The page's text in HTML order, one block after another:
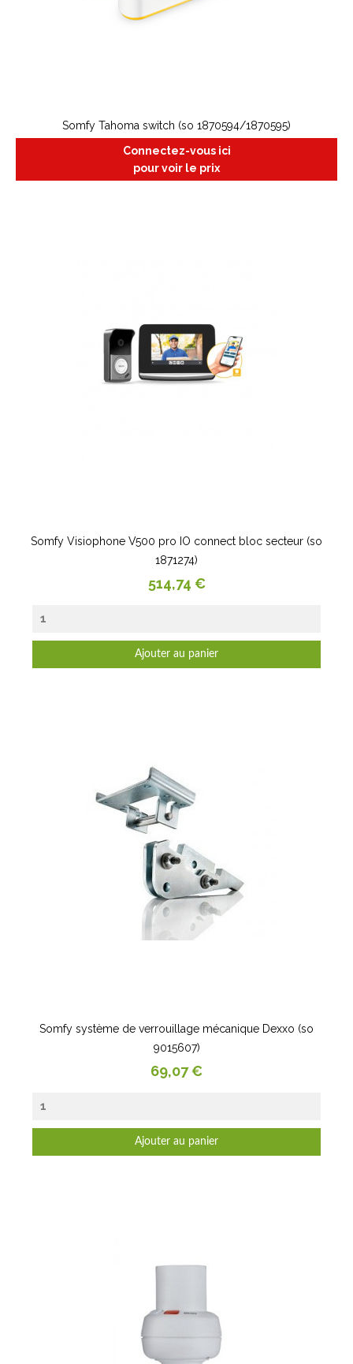
Somfy Tahoma switch (so 1870594/1870595)
Connectez-vous ici
pour voir le prix
Somfy Visiophone V500 pro IO connect bloc secteur (so
1871274)
Prix
514,74 €
Ajouter au panier
Somfy système de verrouillage mécanique Dexxo (so
9015607)
Prix
69,07 €
Ajouter au panier